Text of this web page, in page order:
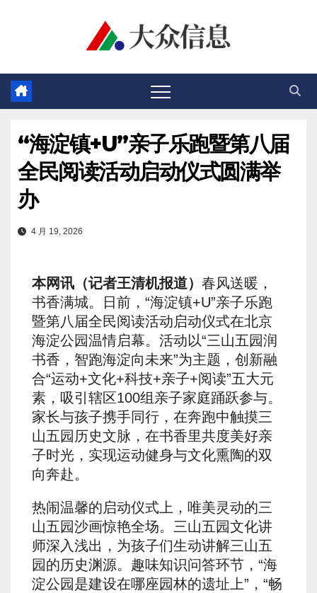
容
“海淀镇+U”亲子乐跑暨第八届
全民阅读活动启动仪式圆满举
办
4 月 19, 2026
本网讯（记者王清机报道） 春风送暖，
书香满城。日前，“海淀镇+U”亲子乐跑
暨第八届全民阅读活动启动仪式在北京
海淀公园温情启幕。活动以“三山五园润
书香，智跑海淀向未来”为主题，创新融
合“运动+文化+科技+亲子+阅读”五大元
素，吸引辖区100组亲子家庭踊跃参与。
家长与孩子携手同行，在奔跑中触摸三
山五园历史文脉，在书香里共度美好亲
子时光，实现运动健身与文化熏陶的双
向奔赴。
热闹温馨的启动仪式上，唯美灵动的三
山五园沙画惊艳全场。三山五园文化讲
师深入浅出，为孩子们生动讲解三山五
园的历史渊源。趣味知识问答环节，“海
淀公园是建设在哪座园林的遗址上”，“畅